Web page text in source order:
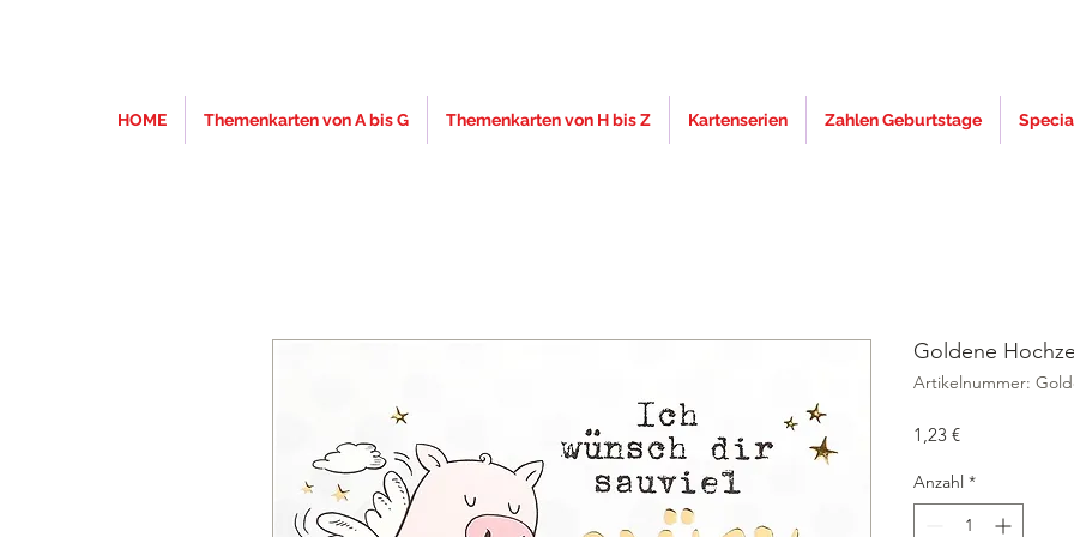
HOME Themenkarten von A bis G Themenkarten von H bis Z Kartenserien Zahlen Geburtstage
Goldene
Artikelnummer:
1,23 €Preis
Anzahl *